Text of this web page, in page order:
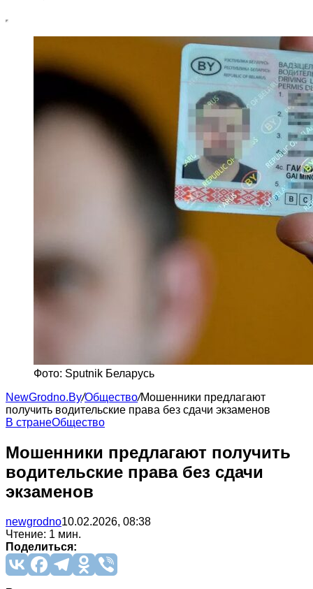
Фото: Sputnik Беларусь
NewGrodno.By/Общество/Мошенники предлагают
получить водительские права без сдачи экзаменов
В странеОбщество
Мошенники предлагают получить
водительские права без сдачи
экзаменов
newgrodno10.02.2026, 08:38
Чтение: 1 мин.
Поделиться: